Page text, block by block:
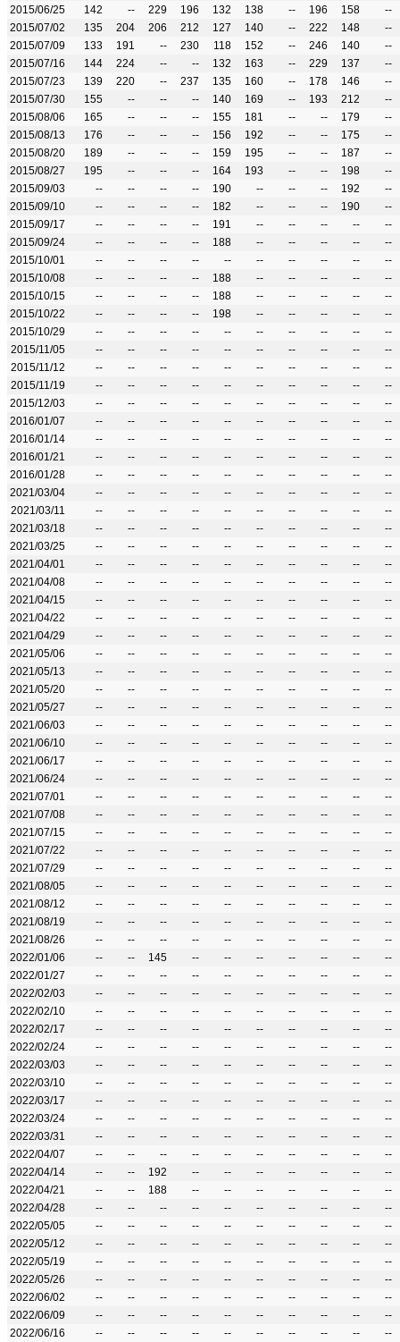
2015/06/25
142 -- 229 196 132 138 -- 196 158
--
2015/07/02
135 204 206 212 127 140 -- 222 148
--
2015/07/09
133 191 -- 230 118 152 -- 246 140
--
2015/07/16
144 224 -- -- 132 163 -- 229 137
--
2015/07/23
139 220 -- 237 135 160 -- 178 146
--
2015/07/30
155 -- -- -- 140 169 -- 193 212
--
2015/08/06
165 -- -- -- 155 181 -- -- 179
--
2015/08/13
176 -- -- -- 156 192 -- -- 175
--
2015/08/20
189 -- -- -- 159 195 -- -- 187
--
2015/08/27
195 -- -- -- 164 193 -- -- 198
--
2015/09/03
-- -- -- -- 190 -- -- -- 192
--
2015/09/10
-- -- -- -- 182 -- -- -- 190
--
2015/09/17
-- -- -- -- 191 -- -- -- --
--
2015/09/24
-- -- -- -- 188 -- -- -- --
--
2015/10/01
-- -- -- -- -- -- -- -- --
--
2015/10/08
-- -- -- -- 188 -- -- -- --
--
2015/10/15
-- -- -- -- 188 -- -- -- --
--
2015/10/22
-- -- -- -- 198 -- -- -- --
--
2015/10/29
-- -- -- -- -- -- -- -- --
--
2015/11/05
-- -- -- -- -- -- -- -- --
--
2015/11/12
-- -- -- -- -- -- -- -- --
--
2015/11/19
-- -- -- -- -- -- -- -- --
--
2015/12/03
-- -- -- -- -- -- -- -- --
--
2016/01/07
-- -- -- -- -- -- -- -- --
--
2016/01/14
-- -- -- -- -- -- -- -- --
--
2016/01/21
-- -- -- -- -- -- -- -- --
--
2016/01/28
-- -- -- -- -- -- -- -- --
--
2021/03/04
-- -- -- -- -- -- -- -- --
--
2021/03/11
-- -- -- -- -- -- -- -- --
--
2021/03/18
-- -- -- -- -- -- -- -- --
--
2021/03/25
-- -- -- -- -- -- -- -- --
--
2021/04/01
-- -- -- -- -- -- -- -- --
--
2021/04/08
-- -- -- -- -- -- -- -- --
--
2021/04/15
-- -- -- -- -- -- -- -- --
--
2021/04/22
-- -- -- -- -- -- -- -- --
--
2021/04/29
-- -- -- -- -- -- -- -- --
--
2021/05/06
-- -- -- -- -- -- -- -- --
--
2021/05/13
-- -- -- -- -- -- -- -- --
--
2021/05/20
-- -- -- -- -- -- -- -- --
--
2021/05/27
-- -- -- -- -- -- -- -- --
--
2021/06/03
-- -- -- -- -- -- -- -- --
--
2021/06/10
-- -- -- -- -- -- -- -- --
--
2021/06/17
-- -- -- -- -- -- -- -- --
--
2021/06/24
-- -- -- -- -- -- -- -- --
--
2021/07/01
-- -- -- -- -- -- -- -- --
--
2021/07/08
-- -- -- -- -- -- -- -- --
--
2021/07/15
-- -- -- -- -- -- -- -- --
--
2021/07/22
-- -- -- -- -- -- -- -- --
--
2021/07/29
-- -- -- -- -- -- -- -- --
--
2021/08/05
-- -- -- -- -- -- -- -- --
--
2021/08/12
-- -- -- -- -- -- -- -- --
--
2021/08/19
-- -- -- -- -- -- -- -- --
--
2021/08/26
-- -- -- -- -- -- -- -- --
--
2022/01/06
-- -- 145 -- -- -- -- -- --
--
2022/01/27
-- -- -- -- -- -- -- -- --
--
2022/02/03
-- -- -- -- -- -- -- -- --
--
2022/02/10
-- -- -- -- -- -- -- -- --
--
2022/02/17
-- -- -- -- -- -- -- -- --
--
2022/02/24
-- -- -- -- -- -- -- -- --
--
2022/03/03
-- -- -- -- -- -- -- -- --
--
2022/03/10
-- -- -- -- -- -- -- -- --
--
2022/03/17
-- -- -- -- -- -- -- -- --
--
2022/03/24
-- -- -- -- -- -- -- -- --
--
2022/03/31
-- -- -- -- -- -- -- -- --
--
2022/04/07
-- -- -- -- -- -- -- -- --
--
2022/04/14
-- -- 192 -- -- -- -- -- --
--
2022/04/21
-- -- 188 -- -- -- -- -- --
--
2022/04/28
-- -- -- -- -- -- -- -- --
--
2022/05/05
-- -- -- -- -- -- -- -- --
--
2022/05/12
-- -- -- -- -- -- -- -- --
--
2022/05/19
-- -- -- -- -- -- -- -- --
--
2022/05/26
-- -- -- -- -- -- -- -- --
--
2022/06/02
-- -- -- -- -- -- -- -- --
--
2022/06/09
-- -- -- -- -- -- -- -- --
--
2022/06/16
-- -- -- -- -- -- -- -- -- --